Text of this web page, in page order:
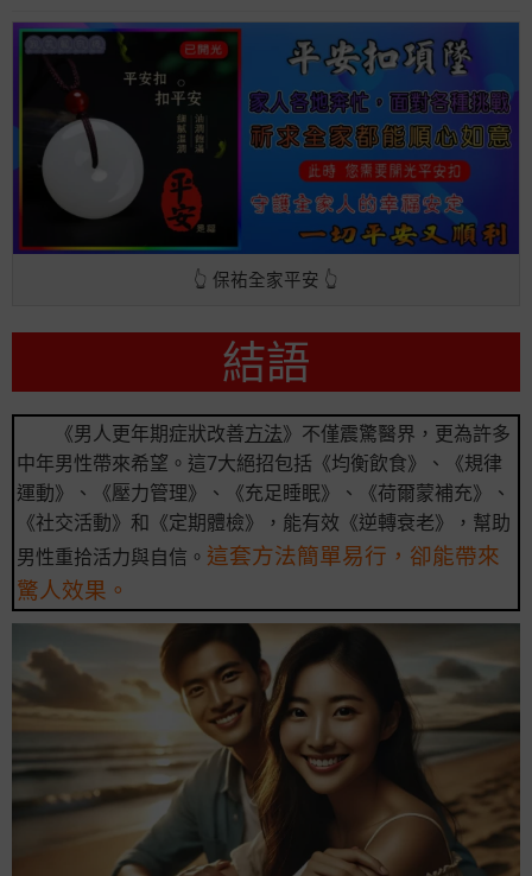
👆 保祐全家平安 👆
結語
《男人更年期症狀改善方法》不僅震驚醫界，更為許多
中年男性帶來希望。這7大絕招包括《均衡飲食》、《規律
運動》、《壓力管理》、《充足睡眠》、《荷爾蒙補充》、
《社交活動》和《定期體檢》，能有效《逆轉衰老》，幫助
男性重拾活力與自信。 這套方法簡單易行，卻能帶來
驚人效果。